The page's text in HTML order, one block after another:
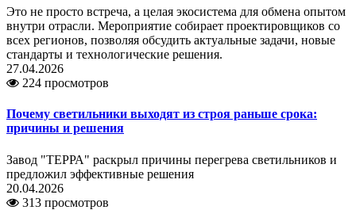
Это не просто встреча, а целая экосистема для обмена опытом
внутри отрасли. Мероприятие собирает проектировщиков со
всех регионов, позволяя обсудить актуальные задачи, новые
стандарты и технологические решения.
27.04.2026
224 просмотров
Почему светильники выходят из строя раньше срока:
причины и решения
Завод "ТЕРРА" раскрыл причины перегрева светильников и
предложил эффективные решения
20.04.2026
313 просмотров